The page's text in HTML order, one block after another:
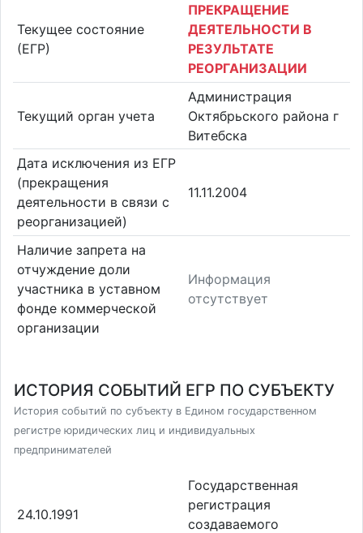
Текущее состояние
(ЕГР)
ПРЕКРАЩЕНИЕ
ДЕЯТЕЛЬНОСТИ В
РЕЗУЛЬТАТЕ
РЕОРГАНИЗАЦИИ
Текущий орган учета
Администрация
Октябрьского района г
Витебска
Дата исключения из ЕГР
(прекращения
деятельности в связи с
реорганизацией)
11.11.2004
Наличие запрета на
отчуждение доли
участника в уставном
фонде коммерческой
организации
Информация
отсутствует
ИСТОРИЯ СОБЫТИЙ ЕГР ПО СУБЪЕКТУ
История событий по субъекту в Едином государственном
регистре юридических лиц и индивидуальных
предпринимателей
24.10.1991
Государственная
регистрация
создаваемого